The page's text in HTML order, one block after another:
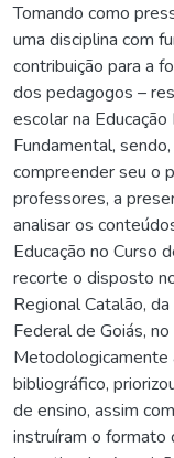
Tomando como
uma disciplina com
contribuição para a
dos pedagogos –
escolar na
Fundamental,
compreender seu o
professores, a
analisar os
Educação no Curso
recorte o disposto
Regional Catalão,
Federal de Goiás,
Metodologicamente
bibliográfico,
de ensino, assim
instruíram o formato